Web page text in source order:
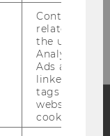
Contains
related
the user. If
Analytics and
Ads accounts
linked, the
tags on the
website read
cookie.